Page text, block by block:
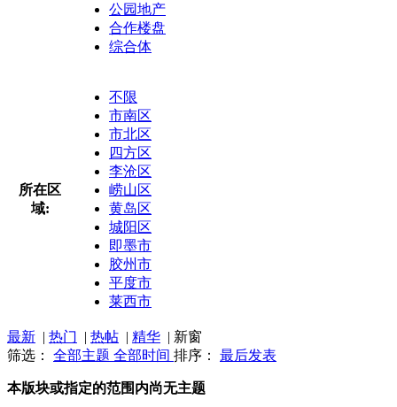
公园地产
合作楼盘
综合体
所在区
域:
不限
市南区
市北区
四方区
李沧区
崂山区
黄岛区
城阳区
即墨市
胶州市
平度市
莱西市
最新 | 热门 | 热帖 | 精华 | 新窗
筛选： 全部主题 全部时间 排序： 最后发表
本版块或指定的范围内尚无主题